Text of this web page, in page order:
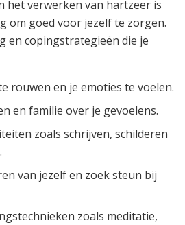
het verwerken van hartzeer is
om goed voor jezelf te zorgen.
en copingstrategieën die je
rouwen en je emoties te voelen.
en familie over je gevoelens.
zoals schrijven, schilderen
van jezelf en zoek steun bij
zoals meditatie,